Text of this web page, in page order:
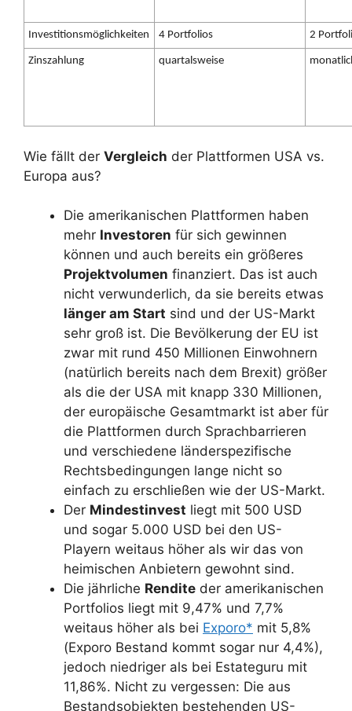
Investitionsmöglichkeiten 4 Portfolios 2
Zinszahlung quartalsweise
Wie fällt der Vergleich der Plattformen USA vs.
Europa aus?
Die amerikanischen Plattformen haben
mehr Investoren für sich gewinnen
können und auch bereits ein größeres
Projektvolumen finanziert. Das ist auch
nicht verwunderlich, da sie bereits etwas
länger am Start sind und der US-Markt
sehr groß ist. Die Bevölkerung der EU ist
zwar mit rund 450 Millionen Einwohnern
(natürlich bereits nach dem Brexit) größer
als die der USA mit knapp 330 Millionen,
der europäische Gesamtmarkt ist aber für
die Plattformen durch Sprachbarrieren
und verschiedene länderspezifische
Rechtsbedingungen lange nicht so
einfach zu erschließen wie der US-Markt.
Der Mindestinvest liegt mit 500 USD
und sogar 5.000 USD bei den US-
Playern weitaus höher als wir das von
heimischen Anbietern gewohnt sind.
Die jährliche Rendite der amerikanischen
Portfolios liegt mit 9,47% und 7,7%
weitaus höher als bei Exporo* mit 5,8%
(Exporo Bestand kommt sogar nur 4,4%),
jedoch niedriger als bei Estateguru mit
11,86%. Nicht zu vergessen: Die aus
Bestandsobjekten bestehenden US-